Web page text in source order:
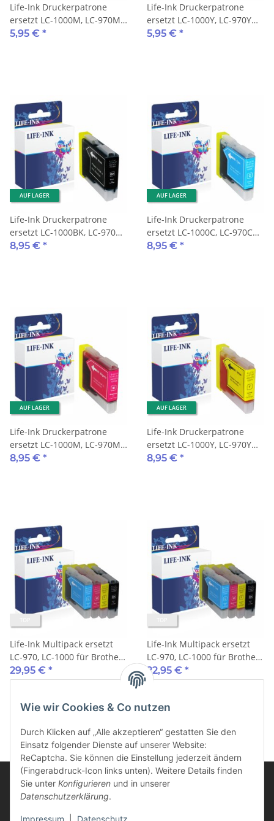
Life-Ink Druckerpatrone
ersetzt LC-1000M, LC-970M
für Brother Drucker
5,95 € *
Life-Ink Druckerpatrone
ersetzt LC-1000Y, LC-970Y
für Brother Drucker yellow
5,95 € *
AUF LAGER
Life-Ink Druckerpatrone
ersetzt LC-1000BK, LC-970BK
für Brother Drucker black
8,95 € *
AUF LAGER
Life-Ink Druckerpatrone
ersetzt LC-1000C, LC-970C
für Brother Drucker cyan
8,95 € *
AUF LAGER
Life-Ink Druckerpatrone
ersetzt LC-1000M, LC-970M
für Brother Drucker
8,95 € *
AUF LAGER
Life-Ink Druckerpatrone
ersetzt LC-1000Y, LC-970Y
für Brother Drucker yellow
8,95 € *
Life-Ink Multipack ersetzt
LC-970, LC-1000 für Brother
Drucker 4 Druckerpatronen
XXL 35ml
29,95 € *
Life-Ink Multipack ersetzt
LC-970, LC-1000 für Brother
Drucker 4 Druckerpatronen
22,95 € *
Wie wir Cookies & Co nutzen
Durch Klicken auf „Alle akzeptieren“ gestatten Sie den
Einsatz folgender Dienste auf unserer Website:
ReCaptcha. Sie können die Einstellung jederzeit ändern
(Fingerabdruck-Icon links unten). Weitere Details finden
Sie unter Konfigurieren und in unserer
Datenschutzerklärung.